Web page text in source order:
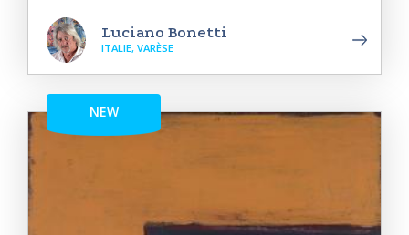
Luciano Bonetti
ITALIE, VARÈSE
NEW